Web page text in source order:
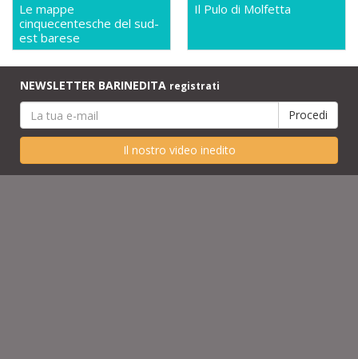
Le mappe
cinquecentesche del sud-
est barese
Il Pulo di Molfetta
NEWSLETTER BARINEDITA registrati
Il nostro video inedito